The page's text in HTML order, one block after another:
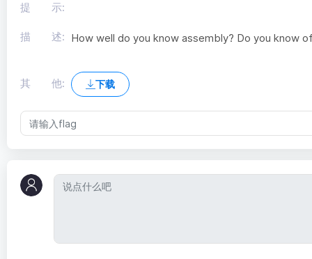
提 示:
描 述: How well do you know assembly? Do you know
其 他: 下载